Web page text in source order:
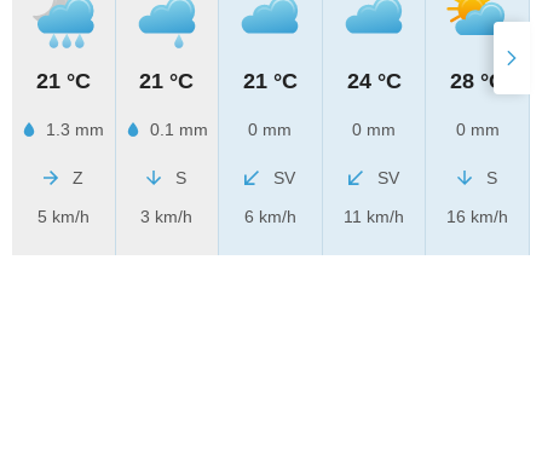
21 °C
1.3 mm
Z
5 km/h
21 °C
0.1 mm
S
3 km/h
21 °C
0 mm
SV
6 km/h
24 °C
0 mm
SV
11 km/h
28 °C
0 mm
S
16 km/h